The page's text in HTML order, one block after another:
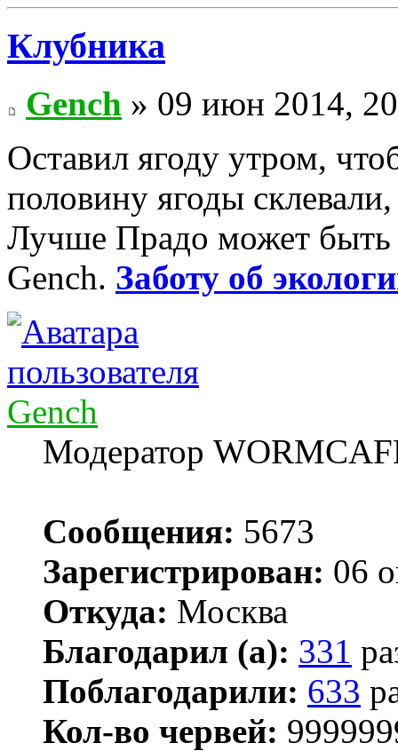
Клубника
Gench » 09 июн 2014,
Оставил ягоду утром,
половину ягоды
Лучше Прадо может
Gench. Заботу об
Gench
Модератор
Сообщения: 5673
Зарегистрирован: 06
Откуда: Москва
Благодарил (а): 331
Поблагодарили: 633
Кол-во червей: